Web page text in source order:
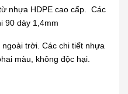
nhựa HDPE cao cấp. Các
90 dày 1,4mm
trời. Các chi tiết nhựa
màu, không độc hại.